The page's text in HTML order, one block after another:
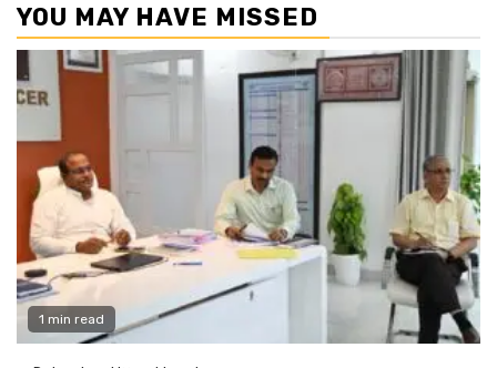
YOU MAY HAVE MISSED
1 min read